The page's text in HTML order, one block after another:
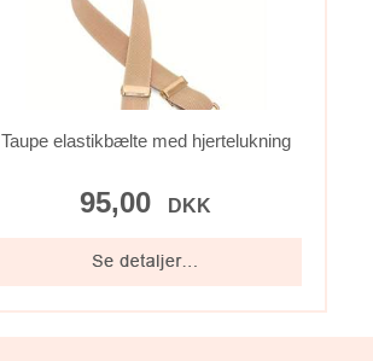
Taupe elastikbælte med hjertelukning
95,00 DKK